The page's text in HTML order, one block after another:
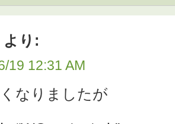
より:
19 12:31 AM
なりましたが